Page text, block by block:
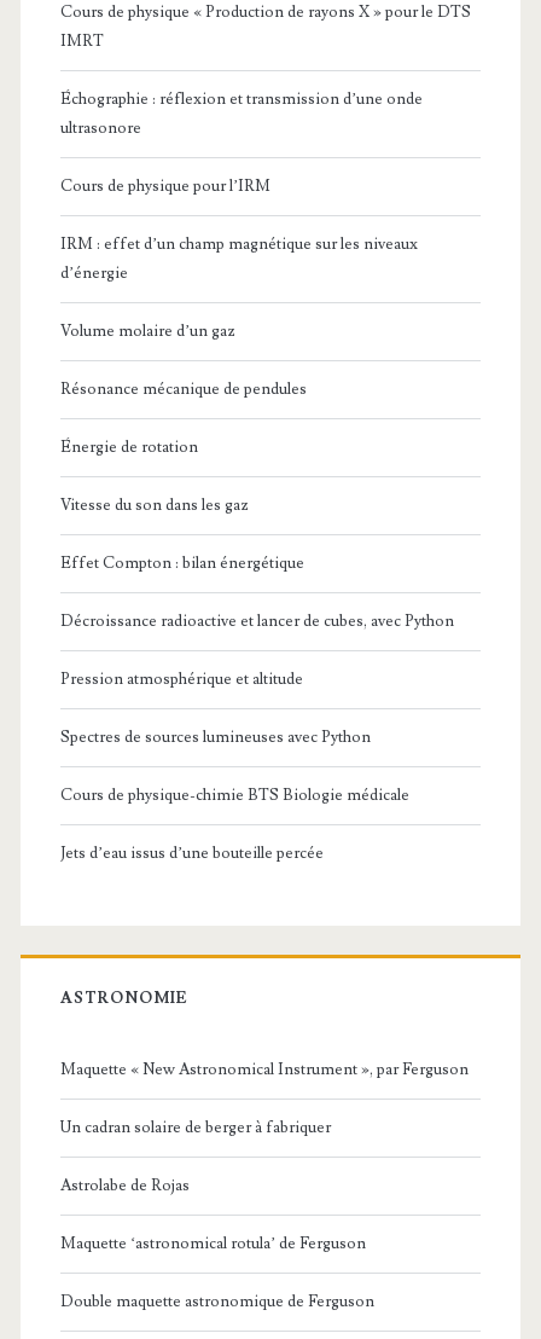
Cours de physique « Production de rayons X » pour le DTS
IMRT
Échographie : réflexion et transmission d’une onde
ultrasonore
Cours de physique pour l’IRM
IRM : effet d’un champ magnétique sur les niveaux
d’énergie
Volume molaire d’un gaz
Résonance mécanique de pendules
Énergie de rotation
Vitesse du son dans les gaz
Effet Compton : bilan énergétique
Décroissance radioactive et lancer de cubes, avec Python
Pression atmosphérique et altitude
Spectres de sources lumineuses avec Python
Cours de physique-chimie BTS Biologie médicale
Jets d’eau issus d’une bouteille percée
ASTRONOMIE
Maquette « New Astronomical Instrument », par Ferguson
Un cadran solaire de berger à fabriquer
Astrolabe de Rojas
Maquette ‘astronomical rotula’ de Ferguson
Double maquette astronomique de Ferguson